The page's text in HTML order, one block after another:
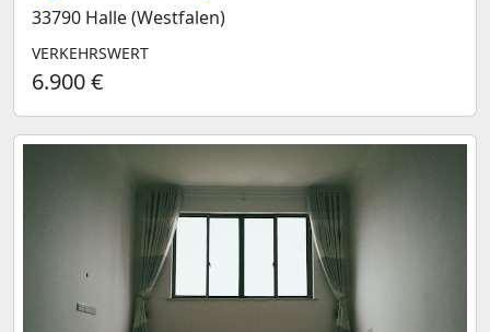
33790 Halle (Westfalen)
VERKEHRSWERT
6.900 €